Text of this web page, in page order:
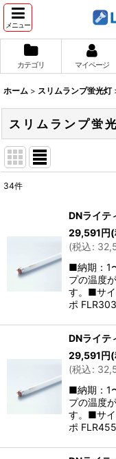
メニュー
カテゴリ マイページ
ホーム > スリムランプ蛍光灯
スリムランプ蛍
並び順
34件
DNライテ
29,591円
(税込:
■納期：1
プの温度
す。■サ
ポ
DNライテ
29,591円
(税込:
■納期：1
プの温度
す。■サ
ポ